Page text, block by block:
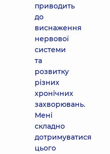
приводить
до
виснаження
нервової
системи
та
розвитку
різних
хронічних
захворювань.
Мені
складно
дотримуватися
цього